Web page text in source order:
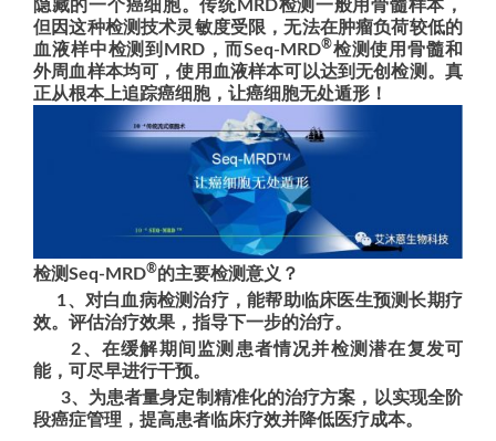
隐藏的一个癌细胞。传统MRD检测一般用骨髓样本，
但因这种检测技术灵敏度受限，无法在肿瘤负荷较低的
血液样中检测到MRD，而Seq-MRD®检测使用骨髓和
外周血样本均可，使用血液样本可以达到无创检测。真
正从根本上追踪癌细胞，让癌细胞无处遁形！
检测Seq-MRD®的主要检测意义？
1、对白血病检测治疗，能帮助临床医生预测长期疗
效。评估治疗效果，指导下一步的治疗。
2、在缓解期间监测患者情况并检测潜在复发可
能，可尽早进行干预。
3、为患者量身定制精准化的治疗方案，以实现全阶
段癌症管理，提高患者临床疗效并降低医疗成本。